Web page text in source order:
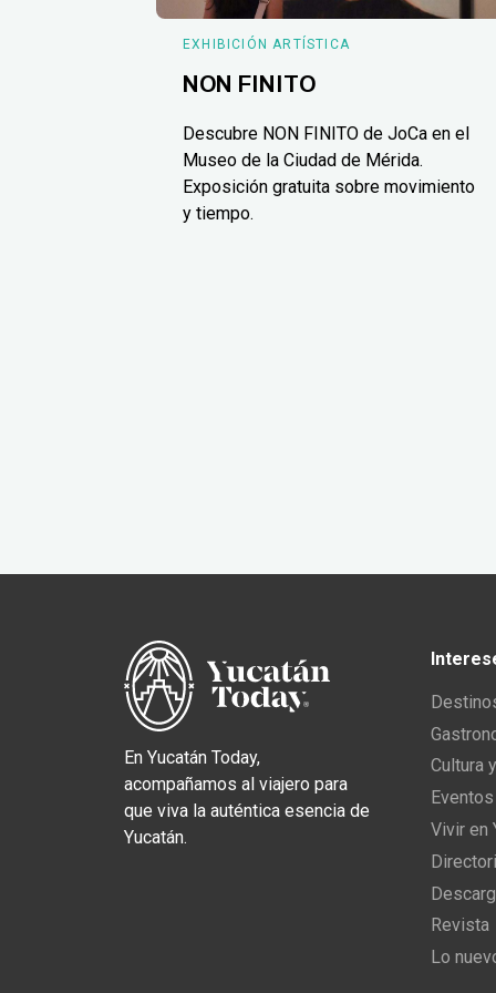
EXHIBICIÓN ARTÍSTICA
NON FINITO
Descubre NON FINITO de JoCa en el
Museo de la Ciudad de Mérida.
Exposición gratuita sobre movimiento
y tiempo.
En Yucatán Today,
acompañamos al viajero para
que viva la auténtica esencia de
Yucatán.
Cultura
Vivir en
Revista
Lo